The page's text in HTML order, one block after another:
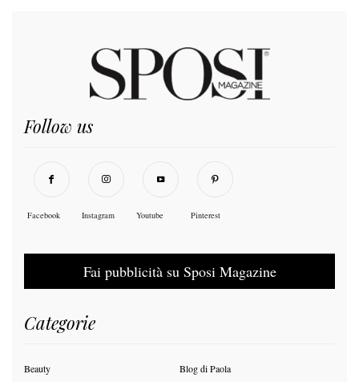
Follow us
Facebook Instagram Youtube Pinterest
Fai pubblicità su Sposi Magazine
Categorie
Beauty Blog di Paola